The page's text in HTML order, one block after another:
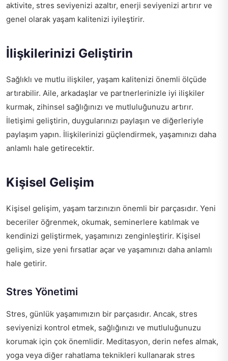
aktivite, stres seviyenizi azaltır, enerji seviyenizi artırır ve
genel olarak yaşam kalitenizi iyileştirir.
İlişkilerinizi Geliştirin
Sağlıklı ve mutlu ilişkiler, yaşam kalitenizi önemli ölçüde
artırabilir. Aile, arkadaşlar ve partnerlerinizle iyi ilişkiler
kurmak, zihinsel sağlığınızı ve mutluluğunuzu artırır.
İletişimi geliştirin, duygularınızı paylaşın ve diğerleriyle
paylaşım yapın. İlişkilerinizi güçlendirmek, yaşamınızı daha
anlamlı hale getirecektir.
Kişisel Gelişim
Kişisel gelişim, yaşam tarzınızın önemli bir parçasıdır. Yeni
beceriler öğrenmek, okumak, seminerlere katılmak ve
kendinizi geliştirmek, yaşamınızı zenginleştirir. Kişisel
gelişim, size yeni fırsatlar açar ve yaşamınızı daha anlamlı
hale getirir.
Stres Yönetimi
Stres, günlük yaşamımızın bir parçasıdır. Ancak, stres
seviyenizi kontrol etmek, sağlığınızı ve mutluluğunuzu
korumak için çok önemlidir. Meditasyon, derin nefes almak,
yoga veya diğer rahatlama teknikleri kullanarak stres